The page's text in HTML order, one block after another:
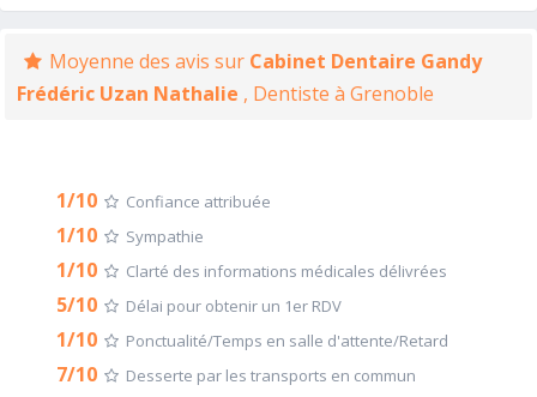
Moyenne des avis sur Cabinet Dentaire Gandy
Frédéric Uzan Nathalie , Dentiste à Grenoble
1/10 Confiance attribuée
1/10 Sympathie
1/10 Clarté des informations médicales délivrées
5/10 Délai pour obtenir un 1er RDV
1/10 Ponctualité/Temps en salle d'attente/Retard
7/10 Desserte par les transports en commun